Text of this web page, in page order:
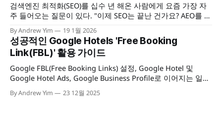
검색엔진 최적화(SEO)를 십수 년 해온 사람에게 요즘 가장 자
주 들어오는 질문이 있다. "이제 SEO는 끝난 건가요? AEO를 해
야 하나요?" 이 질문이 재미있는 건, 구조가 익숙하기 때문이
다. 10년 전에도 "SEO는 죽었나요?"라는 질문을 받았다. 5년
전에도. 그리고 지금도. 매번 새로운 이름표만 바뀔 뿐, 질문의
뼈대는
By Andrew Yim 19 1월 2026
성공적인 Google Hotels 'Free Booking
Link(FBL)' 활용 가이드
Google FBL(Free Booking Links) 설정, Google Hotel 및
Google Hotel Ads, Google Business Profile로 이어지는 일련
의 통합 관리 체계(Governance) 구축 및 필수 기술 요건 점검
By Andrew Yim 23 12월 2025